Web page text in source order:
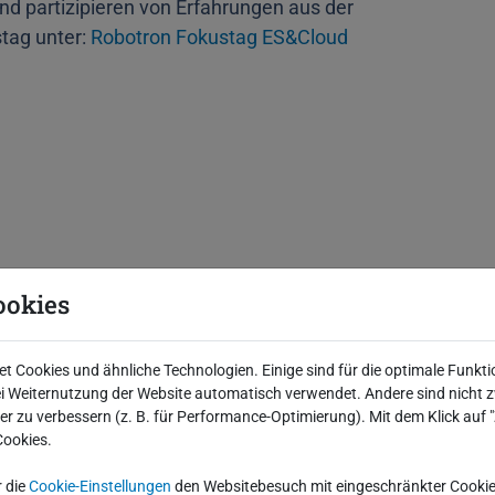
partizipieren von Erfahrungen aus der
unter: Robotron Fokustag ES&Cloud
ist
Cookies und ähnliche Technologien. Einige sind für die optimale
Weiternutzung der Website automatisch verwendet. Andere sind nicht
zu verbessern (z. B. für Performance-Optimierung). Mit dem Klick auf
dieCookie-Einstellungen den Websitebesuch mit eingeschränkter